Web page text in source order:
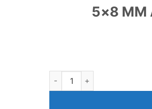
5×8 MM
5x8 MM AAA Arpa Doğal